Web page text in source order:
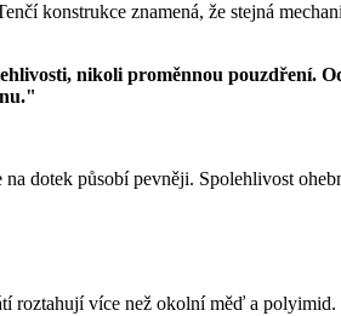
konstrukce znamená, že stejná
nikoli proměnnou pouzdření.
dotek působí pevněji. Spolehlivost
roztahují více než okolní měď a